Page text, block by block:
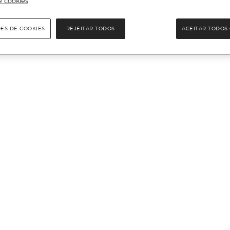
REJEITAR TODOS ACEITAR TODOS
DE COOKIES